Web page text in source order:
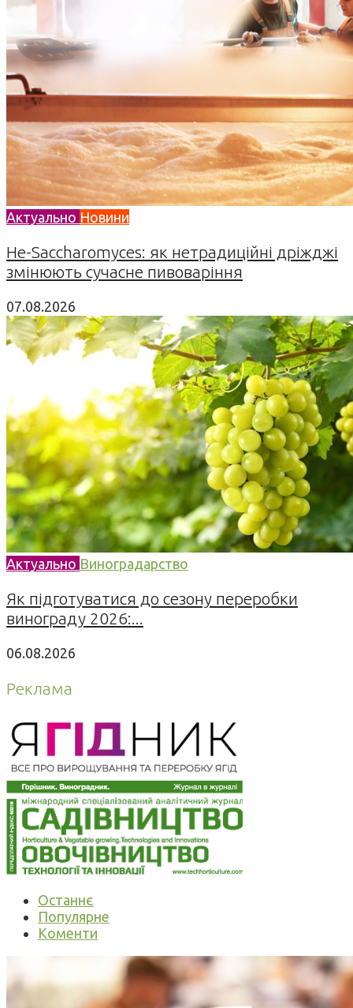
Актуально Новини
Не-Saccharomyces: як нетрадиційні дріжджі
змінюють сучасне пивоваріння
07.08.2026
Актуально Виноградарство
Як підготуватися до сезону переробки
винограду 2026:...
06.08.2026
Реклама
Останнє
Популярне
Коменти